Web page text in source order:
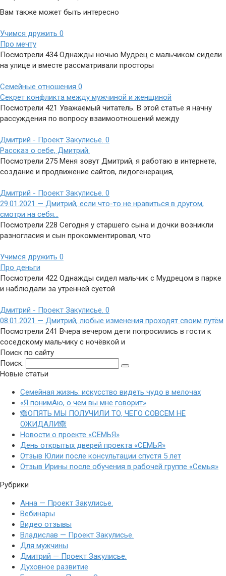
Вам также может быть интересно
Учимся дружить 0
Про мечту
Посмотрели 434 Однажды ночью Мудрец с мальчиком сидели
на улице и вместе рассматривали просторы
Семейные отношения 0
Секрет конфликта между мужчиной и женщиной
Посмотрели 421 Уважаемый читатель. В этой статье я начну
рассуждения по вопросу взаимоотношений между
Дмитрий - Проект Закулисье. 0
Рассказ о себе, Дмитрий.
Посмотрели 275 Меня зовут Дмитрий, я работаю в интернете,
создание и продвижение сайтов, лидогенерация,
Дмитрий - Проект Закулисье. 0
29.01.2021 — Дмитрий, если что-то не нравиться в другом,
смотри на себя…
Посмотрели 228 Сегодня у старшего сына и дочки возникли
разногласия и сын прокомментировал, что
Учимся дружить 0
Про деньги
Посмотрели 422 Однажды сидел мальчик с Мудрецом в парке
и наблюдали за утренней суетой
Дмитрий - Проект Закулисье. 0
08.01.2021 — Дмитрий, любые изменения проходят своим путём
Посмотрели 241 Вчера вечером дети попросились в гости к
соседскому мальчику с ночёвкой и
Поиск по сайту
Поиск:
Новые статьи
Семейная жизнь: искусство видеть чудо в мелочах
«Я понимАю, о чем вы мне говорит»
🙈ОПЯТЬ МЫ ПОЛУЧИЛИ ТО, ЧЕГО СОВСЕМ НЕ
ОЖИДАЛИ🙈
Новости о проекте «СЕМЬЯ»
День открытых дверей проекта «СЕМЬЯ»
Отзыв Юлии после консультации спустя 5 лет
Отзыв Ирины после обучения в рабочей группе «Семья»
Рубрики
Анна — Проект Закулисье.
Вебинары
Видео отзывы
Владислав — Проект Закулисье.
Для мужчины
Дмитрий — Проект Закулисье.
Духовное развитие